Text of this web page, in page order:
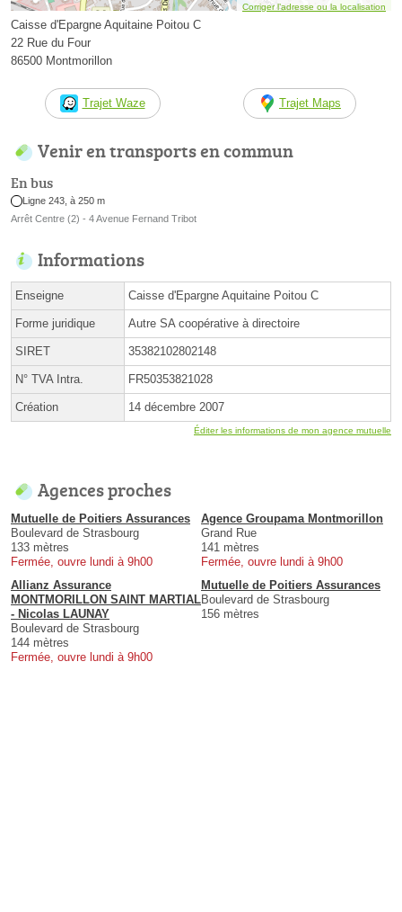
Corriger l’adresse ou la localisation
Caisse d'Epargne Aquitaine Poitou C
22 Rue du Four
86500 Montmorillon
Trajet Waze Trajet Maps
Venir en transports en commun
En bus
Ligne 243, à 250 m
Arrêt Centre (2) - 4 Avenue Fernand Tribot
Informations
Enseigne Caisse d'Epargne Aquitaine Poitou C
Forme juridique Autre SA coopérative à directoire
SIRET 35382102802148
N° TVA Intra. FR50353821028
Création 14 décembre 2007
Éditer les informations de mon agence mutuelle
Agences proches
Mutuelle de Poitiers Assurances
Boulevard de Strasbourg
133 mètres
Fermée, ouvre lundi à 9h00
Agence Groupama Montmorillon
Grand Rue
141 mètres
Fermée, ouvre lundi à 9h00
Allianz Assurance
MONTMORILLON SAINT MARTIAL
- Nicolas LAUNAY
Boulevard de Strasbourg
144 mètres
Fermée, ouvre lundi à 9h00
Mutuelle de Poitiers Assurances
Boulevard de Strasbourg
156 mètres